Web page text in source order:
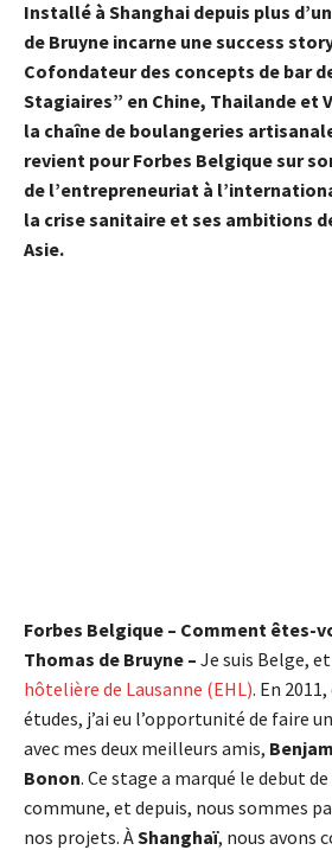
Installé à Shanghai depuis plus
de Bruyne incarne une success
Cofondateur des concepts de bar
Stagiaires” en Chine, Thailande et
la chaîne de boulangeries
revient pour Forbes Belgique sur
de l’entrepreneuriat à
la crise sanitaire et ses ambitions
Asie.
Forbes Belgique – Comment êtes-
Thomas de Bruyne – Je suis Belge, et
hôtelière de Lausanne (EHL). En
études, j’ai eu l’opportunité de faire
avec mes deux meilleurs amis,
Bonon. Ce stage a marqué le debut
commune, et depuis, nous sommes
nos projets. ÀShanghaï, nous avons